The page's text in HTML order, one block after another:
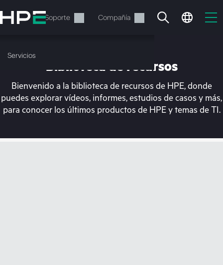
al
contenido
Servicios Soporte Compañía
Servicios
En estos momentos, tu
Biblioteca de recursos
Bienvenido a la biblioteca de recursos de HPE, donde
puedes explorar vídeos, informes, estudios de casos y más,
para conocer los últimos productos de HPE y temas de TI.